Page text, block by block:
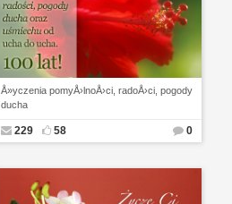
Å»yczenia pomyÅ›lnoÅ›ci, radoÅ›ci, pogody
ducha
229 58 0